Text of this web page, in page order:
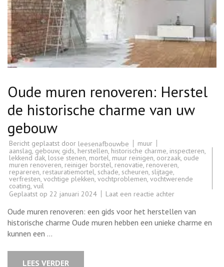
Oude muren renoveren: Herstel
de historische charme van uw
gebouw
Bericht geplaatst door leesenafbouwbe
muur
aanslag, gebouw, gids, herstellen, historische charme, inspecteren,
lekkend dak, losse stenen, mortel, muur reinigen, oorzaak, oude
muren renoveren, reiniger borstel, renovatie,renoveren,
repareren, restauratiemortel, schade, scheuren, slijtage,
verfresten, vochtige plekken, vochtproblemen, vochtwerende
coating, vuil
Geplaatst op 22 januari 2024 Laat een reactie achterop
renoveren:
Herstel
de
Oude muren renoveren: een gids voor het herstellen van
historische charme Oude muren hebben een unieke charme en
kunnen een …
LEES VERDER